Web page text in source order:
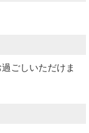
ごしいただけま